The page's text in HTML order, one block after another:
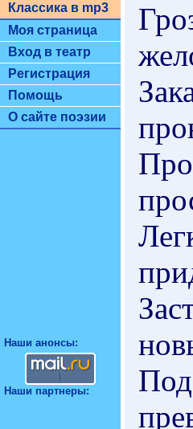
Классика в mp3
Моя страница
Вход в театр
Регистрация
Помощь
О сайте поэзии
Наши анонсы:
Наши партнеры: